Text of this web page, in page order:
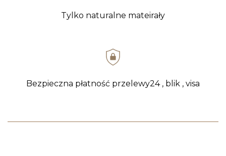
Tylko naturalne mateirały
Bezpieczna płatność przelewy24 , blik , visa